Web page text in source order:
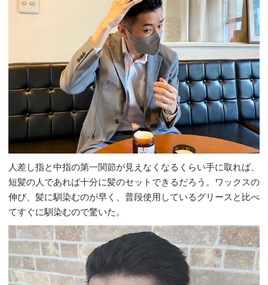
人差し指と中指の第一関節が見えなくなるくらい手に取れば、
短髪の人であれば十分に髪のセットできるだろう。ワックスの
伸び、髪に馴染むのが早く、普段使用しているグリースと比べ
てすぐに馴染むので驚いた。